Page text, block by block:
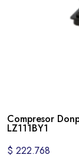
Compresor
LZ111BY1
$ 222.768